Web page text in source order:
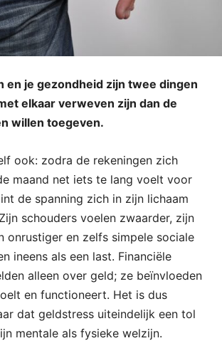
en je gezondheid zijn twee dingen
elkaar verweven zijn dan de
willen toegeven.
ook: zodra de rekeningen zich
maand net iets te lang voelt voor
de spanning zich in zijn lichaam
schouders voelen zwaarder, zijn
onrustiger en zelfs simpele sociale
ineens als een last. Financiële
alleen over geld; ze beïnvloeden
en functioneert. Het is dus
dat geldstress uiteindelijk een tol
mentale als fysieke welzijn.